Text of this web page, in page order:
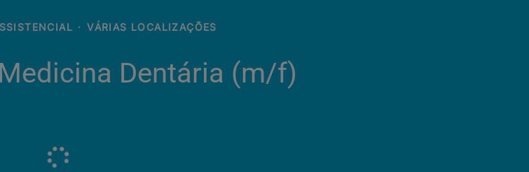
· VÁRIAS LOCALIZAÇÕES
Dentária (m/f)​